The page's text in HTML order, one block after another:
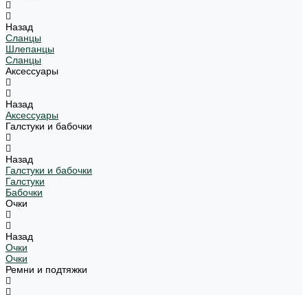
Назад
Сланцы
Шлепанцы
Сланцы
Аксессуары
Назад
Аксессуары
Галстуки и бабочки
Назад
Галстуки и бабочки
Галстуки
Бабочки
Очки
Назад
Очки
Очки
Ремни и подтяжки